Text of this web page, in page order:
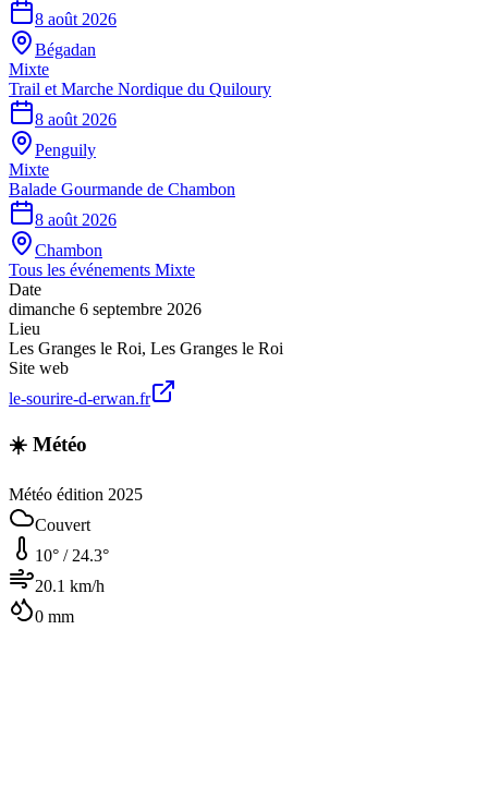
8 août 2026
Bégadan
Mixte
Trail et Marche Nordique du Quiloury
8 août 2026
Penguily
Mixte
Balade Gourmande de Chambon
8 août 2026
Chambon
Tous les événements Mixte
Date
dimanche 6 septembre 2026
Lieu
Les Granges le Roi, Les Granges le Roi
Site web
le-sourire-d-erwan.fr
☀️ Météo
Météo édition 2025
Couvert
10° / 24.3°
20.1 km/h
0 mm